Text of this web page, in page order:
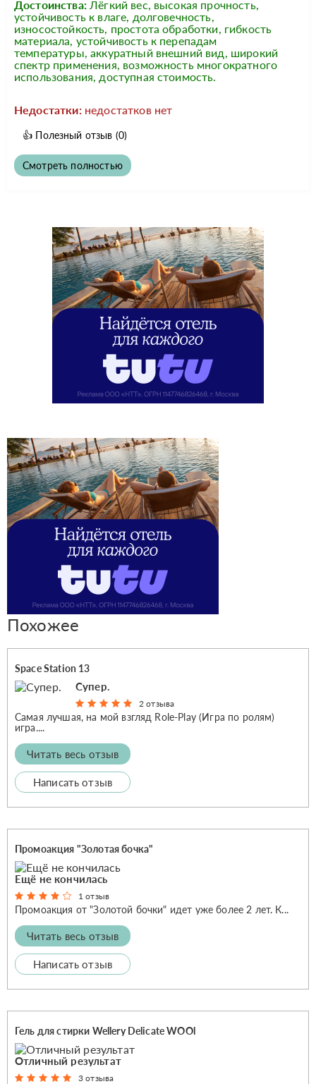
Достоинства: Лёгкий вес, высокая прочность,
устойчивость к влаге, долговечность,
износостойкость, простота обработки, гибкость
материала, устойчивость к перепадам
температуры, аккуратный внешний вид, широкий
спектр применения, возможность многократного
использования, доступная стоимость.
Недостатки: недостатков нет
👍 Полезный отзыв (0)
Смотреть полностью
Похожее
Space Station 13
Супер.
2 отзыва
Самая лучшая, на мой взгляд Role-Play (Игра по ролям)
игра....
Читать весь отзыв
Написать отзыв
Промоакция "Золотая бочка"
Ещё не кончилась
1 отзыв
Промоакция от "Золотой бочки" идет уже более 2 лет. К...
Читать весь отзыв
Написать отзыв
Гель для стирки Wellery Delicate WOOl
Отличный результат
3 отзыва